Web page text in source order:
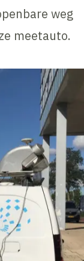
weg
meetauto.